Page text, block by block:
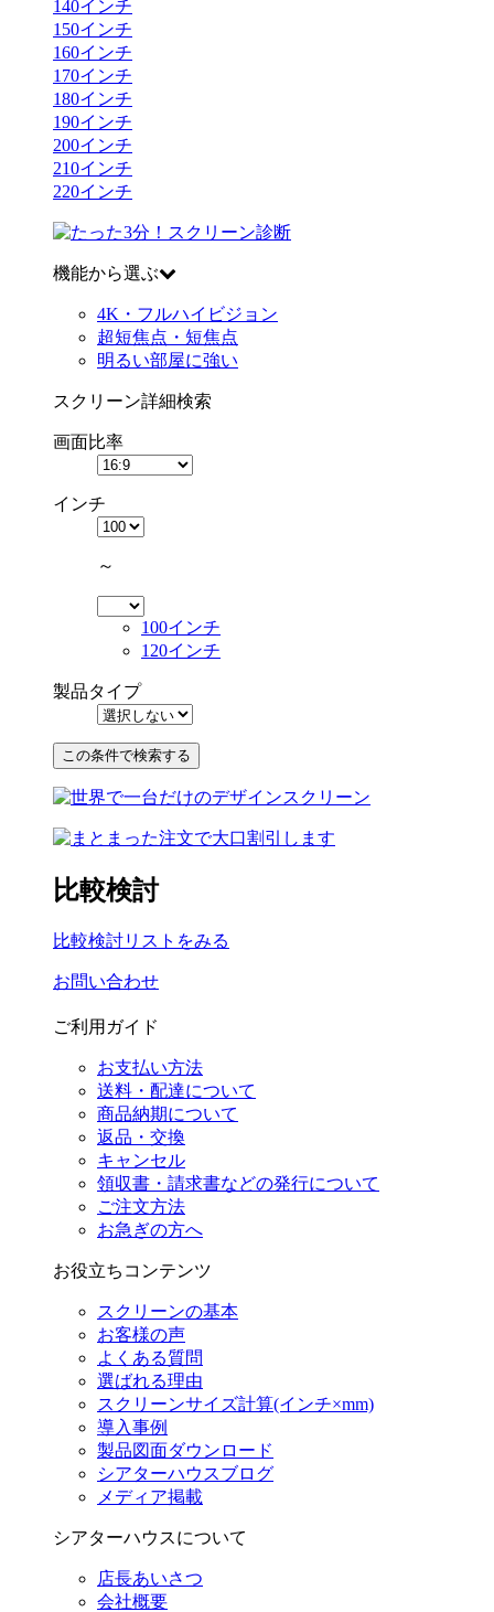
140インチ
150インチ
160インチ
170インチ
180インチ
190インチ
200インチ
210インチ
220インチ
機能から選ぶ
4K・フルハイビジョン
超短焦点・短焦点
明るい部屋に強い
スクリーン詳細検索
画面比率
インチ
～
100インチ
120インチ
製品タイプ
比較検討
比較検討リストをみる
お問い合わせ
ご利用ガイド
お支払い方法
送料・配達について
商品納期について
返品・交換
キャンセル
領収書・請求書などの発行について
ご注文方法
お急ぎの方へ
お役立ちコンテンツ
スクリーンの基本
お客様の声
よくある質問
選ばれる理由
スクリーンサイズ計算(インチ×mm)
導入事例
製品図面ダウンロード
シアターハウスブログ
メディア掲載
シアターハウスについて
店長あいさつ
会社概要